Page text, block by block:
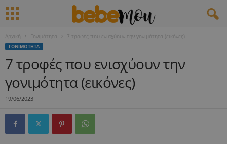
Αρχική Γονιμότητα 7 τροφές που ενισχύουν την γονιμότητα (εικόνες)
ΓΟΝΙΜΌΤΗΤΑ
7 τροφές που ενισχύουν την
γονιμότητα (εικόνες)
19/06/2023